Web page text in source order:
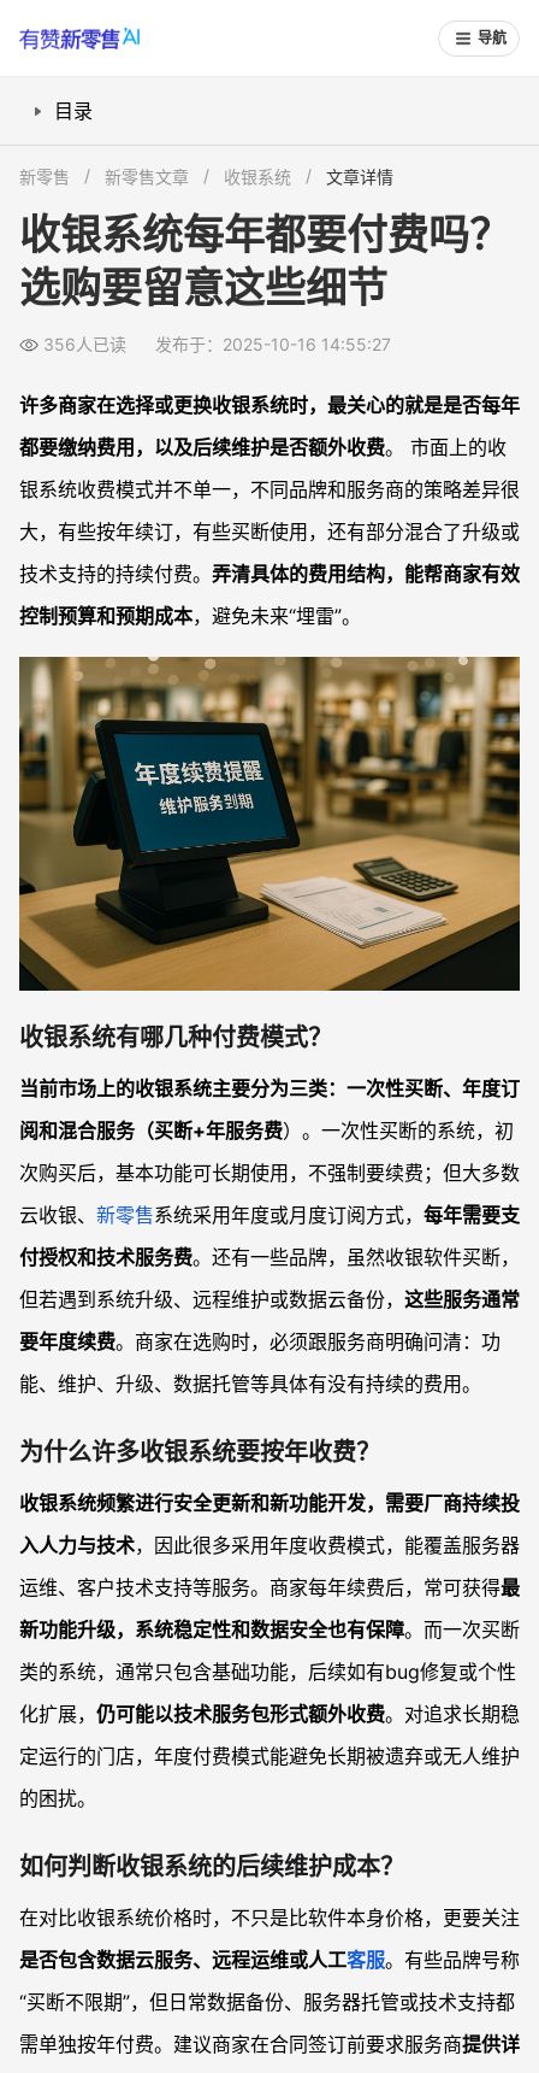
导航
目录
如何判断收银系统的后续维护成本？
哪类商家适合一次买断，哪类适合年付？
收银系统买断后还能享受技术升级吗？
年度付费收银系统主要都包含哪些服务？
新零售 新零售文章 收银系统 文章详情
收银系统每年都要付费吗？
选购要留意这些细节
356人已读 发布于：2025-10-16 14:55:27
许多商家在选择或更换收银系统时，最关心的就是是否每年
都要缴纳费用，以及后续维护是否额外收费。 市面上的收
银系统收费模式并不单一，不同品牌和服务商的策略差异很
大，有些按年续订，有些买断使用，还有部分混合了升级或
技术支持的持续付费。 弄清具体的费用结构，能帮商家有效
控制预算和预期成本，避免未来“埋雷”。
收银系统有哪几种付费模式？
当前市场上的收银系统主要分为三类：一次性买断、年度订
阅和混合服务（买断+年服务费）。一次性买断的系统，初
次购买后，基本功能可长期使用，不强制要续费；但大多数
云收银、 新零售系统采用年度或月度订阅方式， 每年需要支
付授权和技术服务费。还有一些品牌，虽然收银软件买断，
但若遇到系统升级、远程维护或数据云备份， 这些服务通常
要年度续费。商家在选购时，必须跟服务商明确问清：功
能、维护、升级、数据托管等具体有没有持续的费用。
为什么许多收银系统要按年收费？
收银系统频繁进行安全更新和新功能开发，需要厂商持续投
入人力与技术，因此很多采用年度收费模式，能覆盖服务器
运维、客户技术支持等服务。商家每年续费后，常可获得最
新功能升级，系统稳定性和数据安全也有保障。而一次买断
类的系统，通常只包含基础功能，后续如有bug修复或个性
化扩展， 仍可能以技术服务包形式额外收费。对追求长期稳
定运行的门店，年度付费模式能避免长期被遗弃或无人维护
的困扰。
如何判断收银系统的后续维护成本？
在对比收银系统价格时，不只是比软件本身价格，更要关注
是否包含数据云服务、远程运维或人工客服。有些品牌号称
“买断不限期”，但日常数据备份、服务器托管或技术支持都
需单独按年付费。建议商家在合同签订前要求服务商提供详